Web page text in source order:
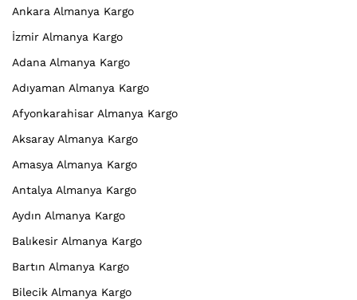
Ankara Almanya Kargo
İzmir Almanya Kargo
Adana Almanya Kargo
Adıyaman Almanya Kargo
Afyonkarahisar Almanya Kargo
Aksaray Almanya Kargo
Amasya Almanya Kargo
Antalya Almanya Kargo
Aydın Almanya Kargo
Balıkesir Almanya Kargo
Bartın Almanya Kargo
Bilecik Almanya Kargo